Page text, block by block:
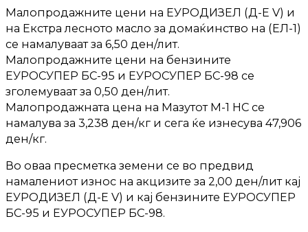
Малопродажните цени на ЕУРОДИЗЕЛ (Д-Е V) и
на Екстра лесното масло за домаќинство на (ЕЛ-1)
се намалуваат за 6,50 ден/лит.
Малопродажните цени на бензините
ЕУРОСУПЕР БС-95 и ЕУРОСУПЕР БС-98 се
зголемуваат за 0,50 ден/лит.
Малопродажната цена на Мазутот М-1 НС се
намалува за 3,238 ден/кг и сега ќе изнесува 47,906
ден/кг.
Во оваа пресметка земени се во предвид
намалениот износ на акцизите за 2,00 ден/лит кај
ЕУРОДИЗЕЛ (Д-Е V) и кај бензините ЕУРОСУПЕР
БС-95 и ЕУРОСУПЕР БС-98.